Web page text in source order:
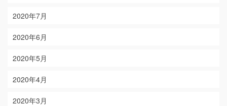
2020年7月
2020年6月
2020年5月
2020年4月
2020年3月